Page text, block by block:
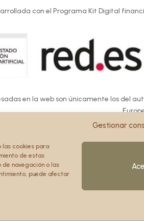
Gestionar
las cookies para
de estas
navegación o las
puede afectar
con el Programa Kit Digital
en la web son únicamente los del
Europea ni la Comisión Europea